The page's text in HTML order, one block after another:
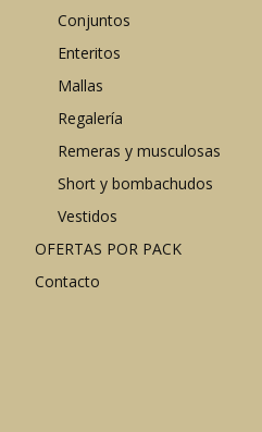
Conjuntos
Enteritos
Mallas
Regalería
Remeras y musculosas
Short y bombachudos
Vestidos
OFERTAS POR PACK
Contacto